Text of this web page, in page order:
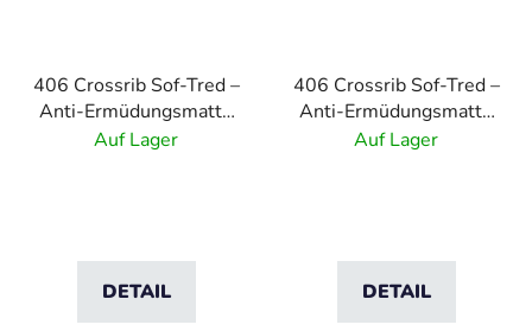
406 Crossrib Sof-Tred –
Anti-Ermüdungsmatte
mit Dyna-Shield-
Auf Lager
DETAIL
406 Crossrib Sof-Tred –
Anti-Ermüdungsmatte
mit Dyna-Shield-
Auf Lager
DETAIL